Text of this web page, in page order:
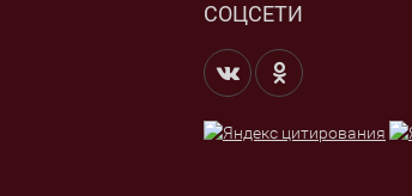
СОЦСЕТИ